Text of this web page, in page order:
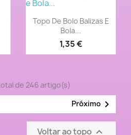
Vista rápida
Topo De Bolo Balizas E
Bola...
1,35 €
de 246 artigo(s)
Próximo 
Voltar ao topo 